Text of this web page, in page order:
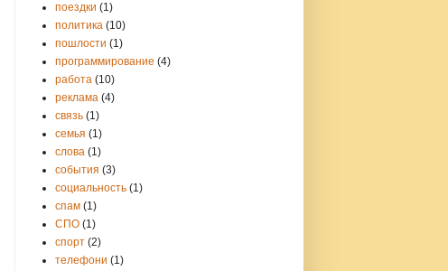
поездки (1)
политика (10)
пошлости (1)
программирование (4)
работа (10)
реклама (4)
связь (1)
семья (1)
слова (1)
события (3)
социальность (1)
спам (1)
СПО (1)
спорт (2)
телефони (1)